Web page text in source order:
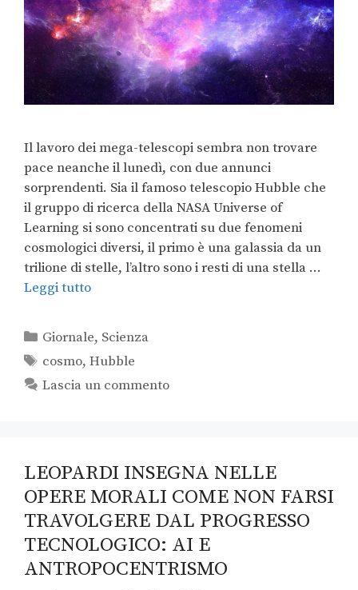
Il lavoro dei mega-telescopi sembra non trovare
pace neanche il lunedì, con due annunci
sorprendenti. Sia il famoso telescopio Hubble che
il gruppo di ricerca della NASA Universe of
Learning si sono concentrati su due fenomeni
cosmologici diversi, il primo è una galassia da un
trilione di stelle, l’altro sono i resti di una stella …
Leggi tutto
Giornale, Scienza
cosmo,Hubble
Lascia un commento
LEOPARDI INSEGNA NELLE
OPERE MORALI COME NON FARSI
TRAVOLGERE DAL PROGRESSO
TECNOLOGICO: AI E
ANTROPOCENTRISMO